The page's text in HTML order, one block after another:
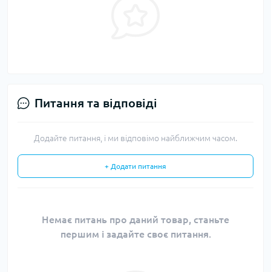
Питання та відповіді
Додайте питання, і ми відповімо найближчим часом.
+ Додати питання
Немає питань про даний товар, станьте
першим і задайте своє питання.